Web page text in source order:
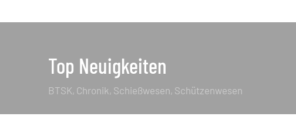
Top Neuigkeiten
BTSK Chronik Schießwesen Schützenwesen